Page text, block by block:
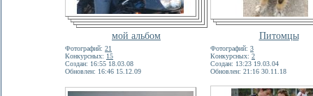
мой альбом Питомцы
Фотографий: 21
Конкурсных: 15
Создан: 16:55 18.03.08
Обновлен: 16:46 15.12.09
Фотографий: 3
Конкурсных: 2
Создан: 13:23 19.03.04
Обновлен: 21:16 30.11.18